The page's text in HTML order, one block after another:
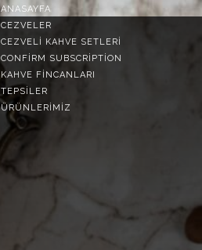
ANASAYFA
CEZVELER
CEZVELI KAHVE SETLERI
CONFIRM SUBSCRIPTION
KAHVE FINCANLARI
TEPSİLER
ÜRÜNLERIMIZ